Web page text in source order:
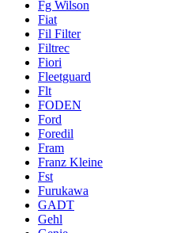
Fg Wilson
Fiat
Fil Filter
Filtrec
Fiori
Fleetguard
Flt
FODEN
Ford
Foredil
Fram
Franz Kleine
Fst
Furukawa
GADT
Gehl